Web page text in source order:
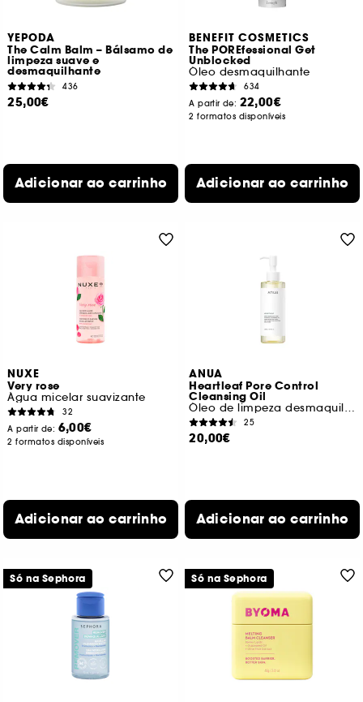
YEPODA
The Calm Balm – Bálsamo de
limpeza suave e
desmaquilhante
436
25,00€
Adicionar ao carrinho
BENEFIT COSMETICS
The POREfessional Get
Unblocked
Óleo desmaquilhante
634
A partir de: 22,00€
2 formatos disponíveis
Adicionar ao carrinho
NUXE
Very rose
Água micelar suavizante
32
A partir de: 6,00€
2 formatos disponíveis
Adicionar ao carrinho
ANUA
Heartleaf Pore Control
Cleansing Oil
Óleo de limpeza desmaquilhante
25
20,00€
Adicionar ao carrinho
Só na Sephora Só na Sephora